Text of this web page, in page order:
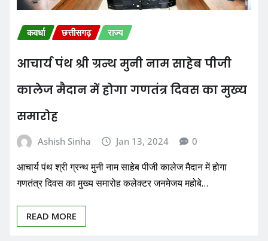
कवर्धा छत्तीसगढ़ राज्य
आचार्य पंथ श्री ग्रन्थ मुनी नाम साहेब पीजी
कालेज मैदान में होगा गणतंत्र दिवस का मुख्य
समारोह
Ashish Sinha Jan 13, 2024 0
आचार्य पंथ श्री ग्रन्थ मुनी नाम साहेब पीजी कालेज मैदान में होगा
गणतंत्र दिवस का मुख्य समारोह कलेक्टर जनमेजय महोबे…
READ MORE